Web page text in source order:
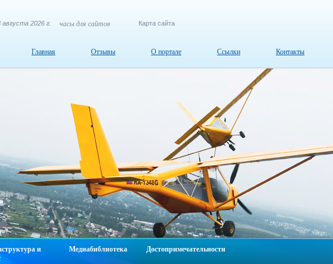
2026 г. часы для сайтов Карта сайта
Главная Отзывы О портале Ссылки Контакты
и
Медиабиблиотека Достопримечательности